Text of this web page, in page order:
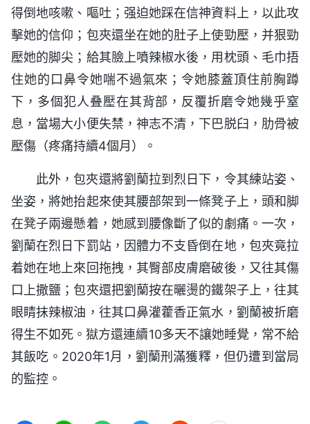
得倒地咳嗽、嘔吐；强迫她踩在信神資料上，以此攻
擊她的信仰；包夾還坐在她的肚子上使勁壓，并狠勁
壓她的脚尖；給其臉上噴辣椒水後，用枕頭、毛巾捂
住她的口鼻令她喘不過氣來；令她膝蓋頂住前胸蹲
下，多個犯人叠壓在其背部，反覆折磨令她幾乎窒
息，當場大小便失禁，神志不清，下巴脱臼，肋骨被
壓傷（疼痛持續4個月）。
此外，包夾還將劉蘭拉到烈日下，令其練站姿、
坐姿，將她抬起來使其腰部架到一條凳子上，頭和脚
在凳子兩邊懸着，她感到腰像斷了似的劇痛。一次，
劉蘭在烈日下罰站，因體力不支昏倒在地，包夾竟拉
着她在地上來回拖拽，其臀部皮膚磨破後，又往其傷
口上撒鹽；包夾還把劉蘭按在曬燙的鐵架子上，往其
眼睛抹辣椒油，往其口鼻灌藿香正氣水，劉蘭被折磨
得生不如死。獄方還連續10多天不讓她睡覺，常不給
其飯吃。2020年1月，劉蘭刑滿獲釋，但仍遭到當局
的監控。